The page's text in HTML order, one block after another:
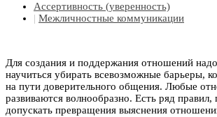
Ассертивность (уверенность)
| Межличностные коммуникации
Для создания и поддержания отношений
научиться убирать всевозможные барьеры,
на пути доверительного общения. Любые
развиваются волнообразно. Есть ряд
допускать превращения выяснения